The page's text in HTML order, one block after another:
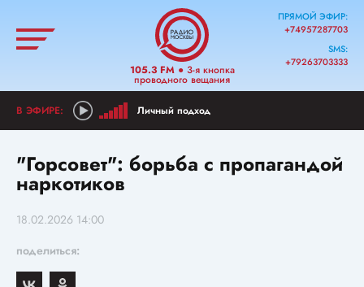
105.3 FM● 3-я кнопка
проводного вещания
ПРЯМОЙ ЭФИР:
+74957287703
SMS:
+79263703333
Личный подход
"Горсовет": борьба с пропагандой
наркотиков
18.02.2026 14:00
поделиться: